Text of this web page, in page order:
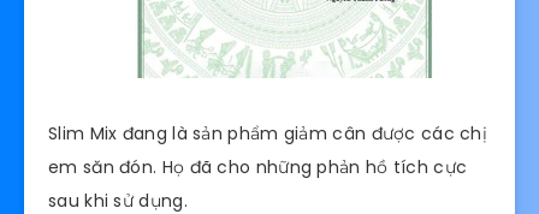
Slim Mix đang là sản phẩm giảm cân được các chị
em săn đón. Họ đã cho những phản hồ tích cực
sau khi sử dụng.